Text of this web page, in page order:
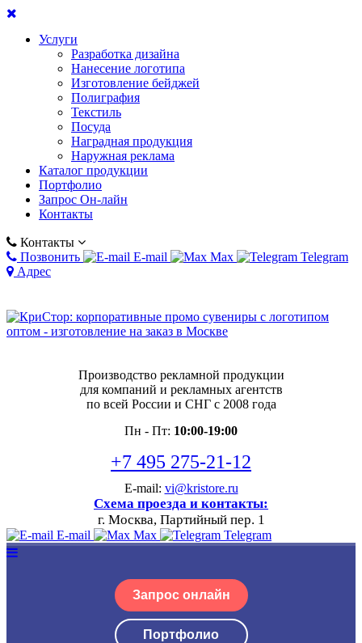
Услуги
Разработка дизайна
Нанесение логотипа
Изготовление бейджей
Полиграфия
Текстиль
Посуда
Наградная продукция
Наружная реклама
Каталог продукции
Портфолио
Запрос Он-лайн
Контакты
Контакты
Позвонить
E-mail Max
Telegram
Адрес
Производство рекламной продукции
для компаний и рекламных агентств
по всей России и СНГ с 2008 года
Пн - Пт: 10:00-19:00
+7 495 275-21-12
E-mail: vi@kristore.ru
Схема проезда и контакты:
г. Москва, Партийный пер. 1
E-mail Max Telegram
Запрос онлайн
Портфолио